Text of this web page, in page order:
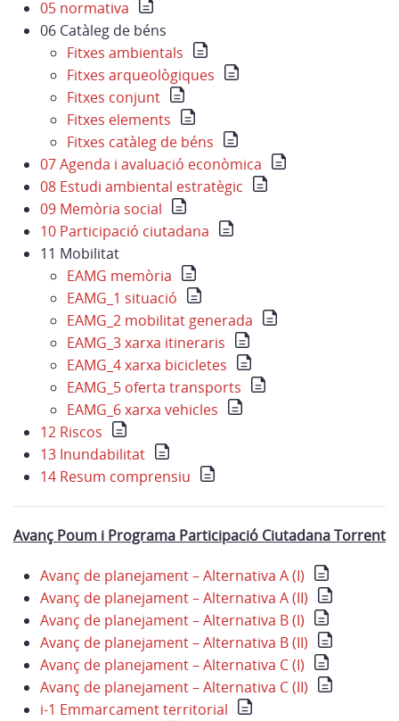
05 normativa
06 Catàleg de béns
Fitxes ambientals
Fitxes arqueològiques
Fitxes conjunt
Fitxes elements
Fitxes catàleg de béns
07 Agenda i avaluació econòmica
08 Estudi ambiental estratègic
09 Memòria social
10 Participació ciutadana
11 Mobilitat
EAMG memòria
EAMG_1 situació
EAMG_2 mobilitat generada
EAMG_3 xarxa itineraris
EAMG_4 xarxa bicicletes
EAMG_5 oferta transports
EAMG_6 xarxa vehicles
12 Riscos
13 Inundabilitat
14 Resum comprensiu
Avanç Poum i Programa Participació Ciutadana Torrent
Avanç de planejament – Alternativa A (I)
Avanç de planejament – Alternativa A (II)
Avanç de planejament – Alternativa B (I)
Avanç de planejament – Alternativa B (II)
Avanç de planejament – Alternativa C (I)
Avanç de planejament – Alternativa C (II)
i-1 Emmarcament territorial